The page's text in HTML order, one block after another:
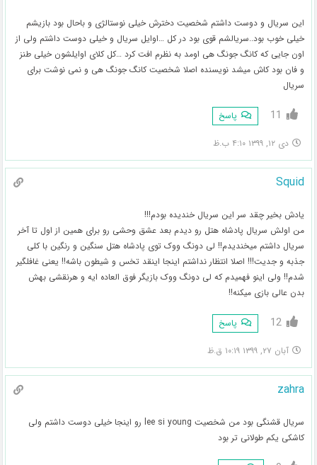
این سریال و دوست داشتم شخصیت دخترش خیلی نوستالژی و باحال بود بازیشم
خیلی خوب بود..سریالشم قوی بود در کل …اوایل سریال و خیلی دوست داشتم ولی از
اون جایی که کانگ جونگ هی اومد به نظرم افت کرد …کل کلای اوایلشون خیلی طنز
و فان بود کاش میشد نویسنده اصلا شخصیت کانگ جونگ هی و نمی نوشت برای
سریال
11 پاسخ
دی ۱۲, ۱۳۹۹ ۴:۱۰ ب.ظ
Squid
یادش بخیر چقد سر این سریال خندیده بودم!!!
من اولش سریال پادشاه هتل رو دیدم بعد عشق وحشی رو برای همین از اول تا آخر
سریال داشتم میخندیدم!! لی دونگ ووک توی پادشاه هتل سنگین و رنگین با کلی
جذبه و جدیت!!! اصلا انتظار نداشتم اینجا اینقد تخس و شیطون باشه!! یعنی غافلگیر
شدم!! ولی اینو فهمیدم که لی دونگ ووک بازیگر فوق العاده ایه و هرنقشی بهش
بدن عالی بازی میکنه!!
12 پاسخ
آبان ۲۷, ۱۳۹۹ ۱۰:۱۹ ق.ظ
zahra
سریال قشنگی بود من شخصیت lee si young رو اینجا خیلی دوست داشتم ولی
کاشکی یکم طولانی تر بود